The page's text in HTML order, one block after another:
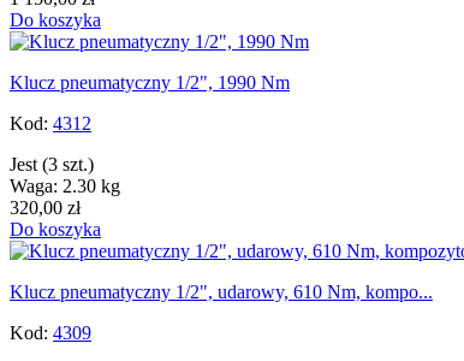
Do koszyka
Klucz pneumatyczny 1/2", 1990 Nm
Kod: 4312
Jest (3 szt.)
Waga: 2.30 kg
320,00 zł
Do koszyka
Klucz pneumatyczny 1/2", udarowy, 610 Nm, kompo...
Kod: 4309